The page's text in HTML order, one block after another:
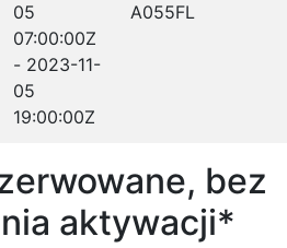
05
07:00:00Z
- 2023-11-
05
19:00:00Z
A055FL
bez
aktywacji*